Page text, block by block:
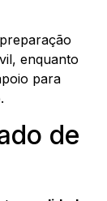
enquanto
para
de